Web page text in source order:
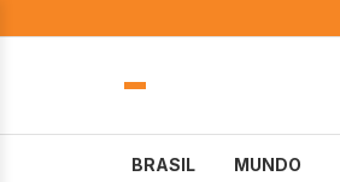
BRASIL MUNDO